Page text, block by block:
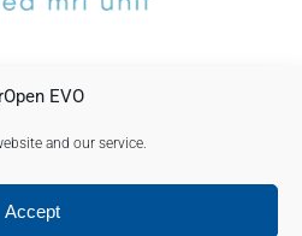
EVO
and our service.
Accept
LEGAL